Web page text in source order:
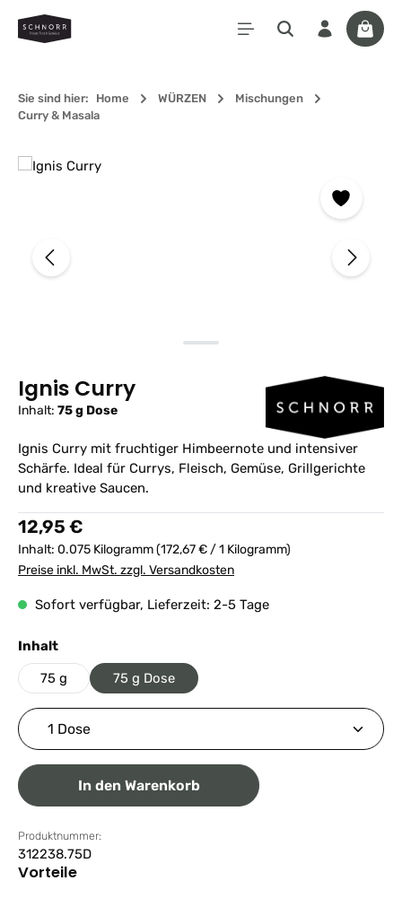
Zum Hauptinhalt springen
Sie sind hier: Home WÜRZEN
Mischungen
Curry & Masala
Bildergalerie überspringen
Ignis Curry
Inhalt: 75 g Dose
Ignis Curry mit fruchtiger Himbeernote und intensiver
Schärfe. Ideal für Currys, Fleisch, Gemüse, Grillgerichte
und kreative Saucen.
Regulärer Preis:
12,95 €
Inhalt: 0.075 Kilogramm(172,67 € / 1 Kilogramm)
Preise inkl. MwSt. zzgl. Versandkosten
Sofort verfügbar, Lieferzeit: 2-5 Tage
Inhaltauswählen
75 g 75 g Dose
Produkt Anzahl: Gib den gewünschten Wert ein
In den Warenkorb
Produktnummer:
312238.75D
Vorteile